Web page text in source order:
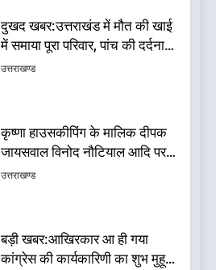
दुखद खबर:उत्तराखंड में मौत की खाई
में समाया पूरा परिवार, पांच की दर्दनाक
मौत
उत्तराखण्ड
कृष्णा हाउसकीपिंग के मालिक दीपक
जायसवाल विनोद नौटियाल आदि पर
मुकदमा दर्ज
उत्तराखण्ड
बड़ी खबर:आखिरकार आ ही गया
कांग्रेस की कार्यकारिणी का शुभ मुहूर्त,